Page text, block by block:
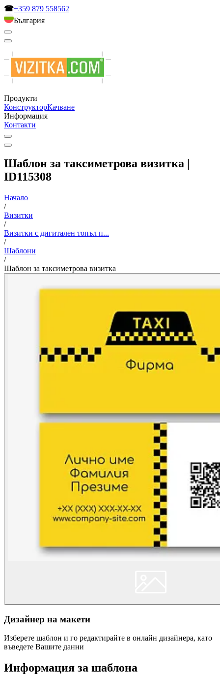
☎+359 879 558562
България
Продукти
КонструкторКачване
Информация
Контакти
Шаблон за таксиметрова визитка |
ID115308
Начало
/
Визитки
/
Визитки с дигитален топъл п...
/
Шаблони
/
Шаблон за таксиметрова визитка
Дизайнер на макети
Изберете шаблон и го редактирайте в онлайн дизайнера, като
въведете Вашите данни
Информация за шаблона